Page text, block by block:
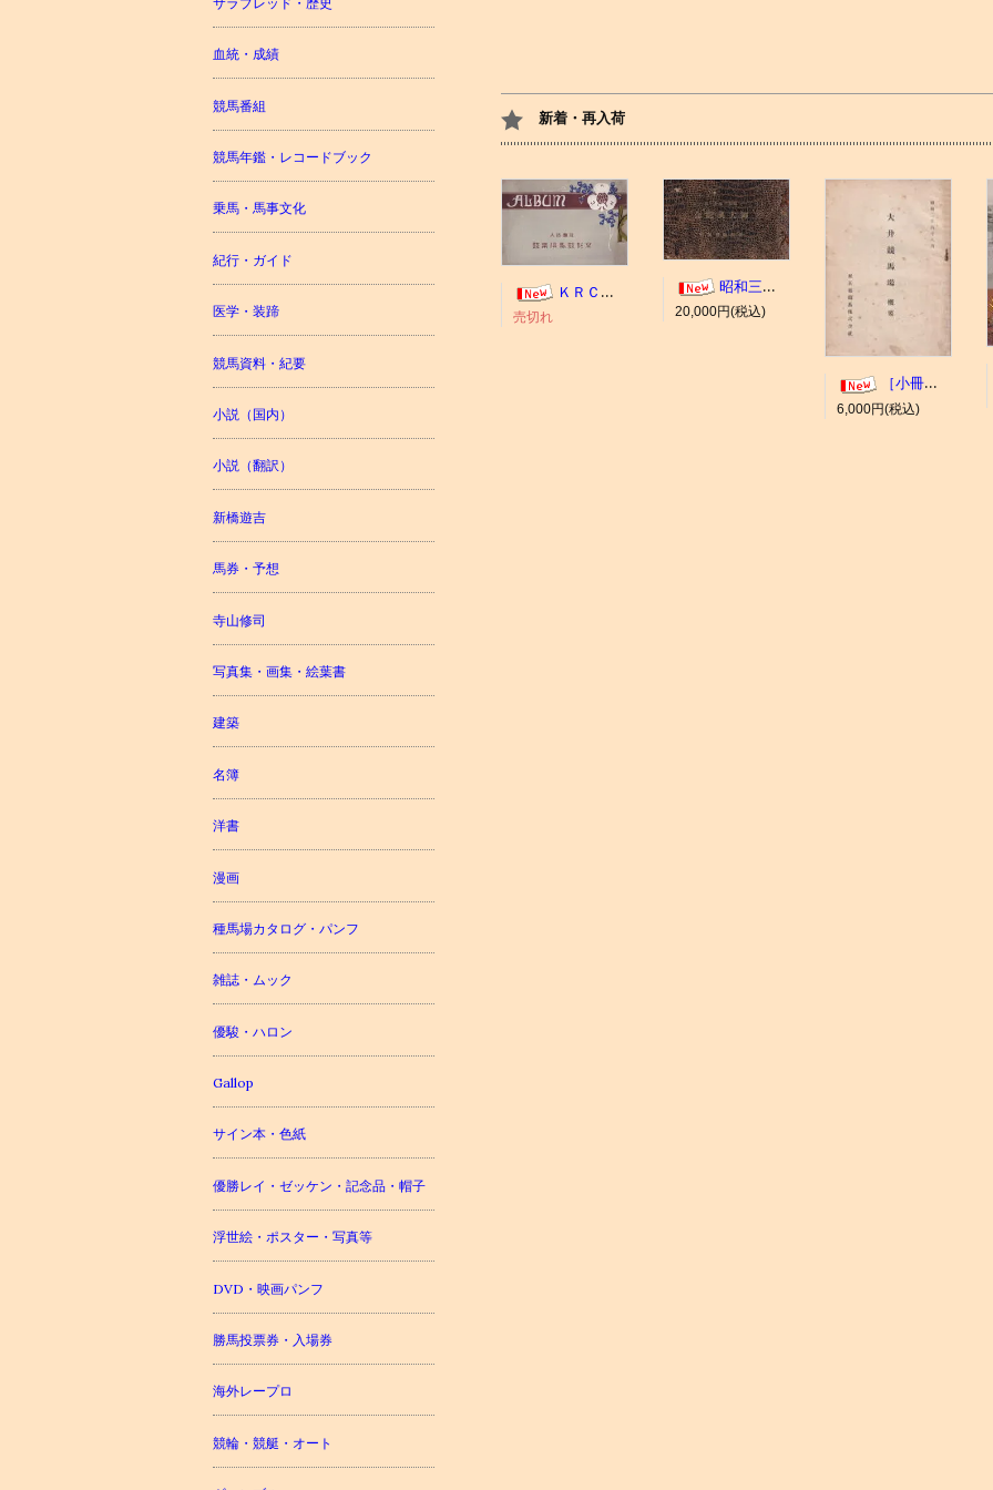
新着・再入荷
ＫＲＣ ＡＬＢＵＭ（京都競馬場写真帖）
売切れ
昭和三年十一月 御大典記念
20,000円(税込)
［小冊子］大井競馬場 概要
6,000円(税込)
血統・成績
競馬番組
競馬年鑑・レコードブック
乗馬・馬事文化
紀行・ガイド
医学・装蹄
競馬資料・紀要
小説（国内）
小説（翻訳）
新橋遊吉
馬券・予想
寺山修司
写真集・画集・絵葉書
建築
名簿
洋書
漫画
種馬場カタログ・パンフ
雑誌・ムック
優駿・ハロン
Gallop
サイン本・色紙
優勝レイ・ゼッケン・記念品・帽子
浮世絵・ポスター・写真等
DVD・映画パンフ
勝馬投票券・入場券
海外レープロ
競輪・競艇・オート